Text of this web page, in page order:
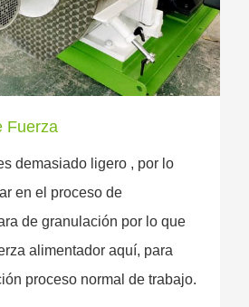
Fuerza
demasiado ligero , por lo
en el proceso de
de granulación por lo que
alimentador aquí, para
proceso normal de trabajo.